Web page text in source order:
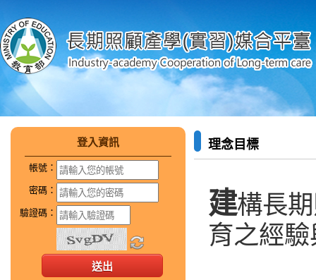
登入資訊
帳號：
密碼：
驗證碼：
理念目標
建構長
育之經